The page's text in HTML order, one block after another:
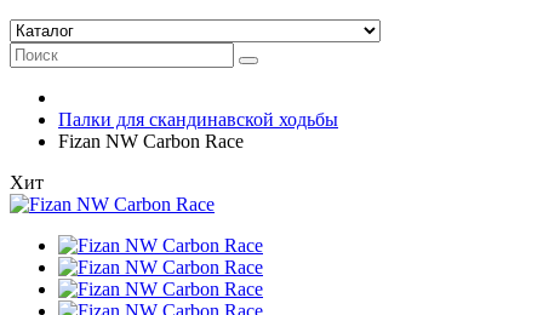
Палки для скандинавской ходьбы
Fizan NW Carbon Race
Хит